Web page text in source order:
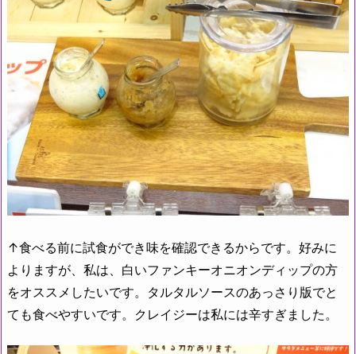
↑食べる前に試食ができ味を確認できるからです。好みに
よりますが、私は、白いファンキーオニオンディップの方
をオススメしたいです。タルタルソースのあっさり版でと
ても食べやすいです。クレイジーは私には辛すぎました。